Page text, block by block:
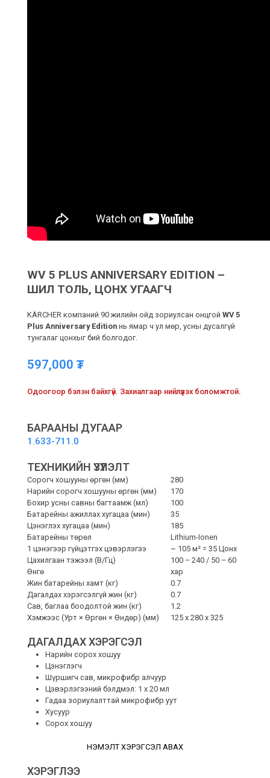
WV 5 PLUS ANNIVERSARY EDITION –
ШИЛ ТОЛЬ, ЦОНХ УГААГЧ
KÄRCHER компаний 90 жилийн ойд зориулсан онцгой WV 5
Plus Anniversary Editionнь ямар ч ул мөр, усны дусалгүй
тунгалаг цонхыг бий болгодог.
597,000 ₮
Одоогоор бэлэн байхгүй. Захиалгаар нийлүүлэх боломжтой.
БАРААНЫ ДУГААР
1.633-711.0
ТЕХНИКИЙН ҮЗҮҮЛЭЛТ
Сорогч хошууны өргөн (мм)
280
Нарийн сорогч хошууны өргөн (мм)
170
Бохир усны савны багтаамж (мл)
100
Батарейны ажиллах хугацаа (мин)
35
Цэнэглэх хугацаа (мин)
185
Батарейны төрөл
Lithium-Ionen
1 цэнэгээр гүйцэтгэх цэвэрлэгээ
~ 105 м² = 35 Цонх
Цахилгаан тэжээл (В/Гц)
100 – 240 / 50 – 60
Өнгө
хар
Жин батарейны хамт (кг)
0.7
Дагалдах хэрэгсэлгүй жин (кг)
0.7
Сав, баглаа боодолтой жин (кг)
1.2
Хэмжээс (Урт × Өргөн × Өндөр) (мм)
125 x 280 x 325
ДАГАЛДАХ ХЭРЭГСЭЛ
Нарийн сорох хошуу
Цэнэглэгч
Шүршигч сав, микрофибр алчуур
Цэвэрлэгээний бэлдмэл: 1 x 20 мл
Гадаа зориулалттай микрофибр уут
Хусуур
Сорох хошуу
НЭМЭЛТ ХЭРЭГСЭЛ АВАХ
ХЭРЭГЛЭЭ